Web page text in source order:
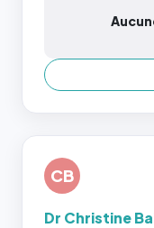
CB
Dr Christine